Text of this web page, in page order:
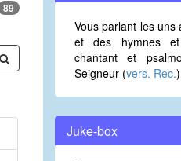
89
Vous parlant les
et des hymnes et
chantant et
Seigneur (vers. Rec.)
Juke-box